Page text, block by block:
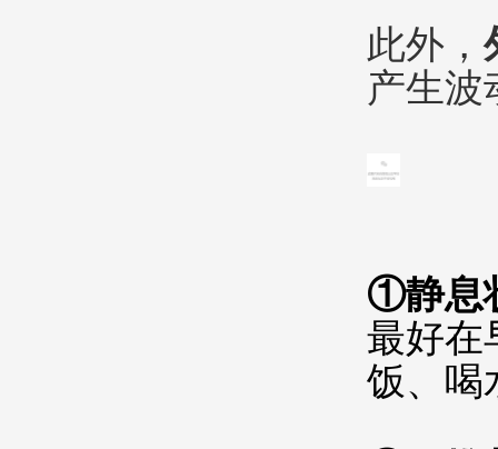
此外，
产生波
①静息
最好在
饭、喝